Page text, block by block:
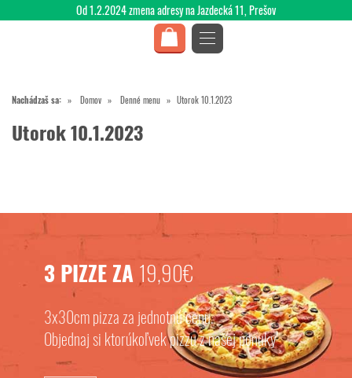
Nachádzaš sa: Domov Denné menu Utorok 10.1.2023
Utorok 10.1.2023
3 PIZZE ZA 19,90€
3x30cm pizza za jednotnú cenu.
Objednaj si ktorúkoľvek pizzu z našej ponuky
Od 1.2.2024 zmena adresy na Jazdecká 11, Prešov